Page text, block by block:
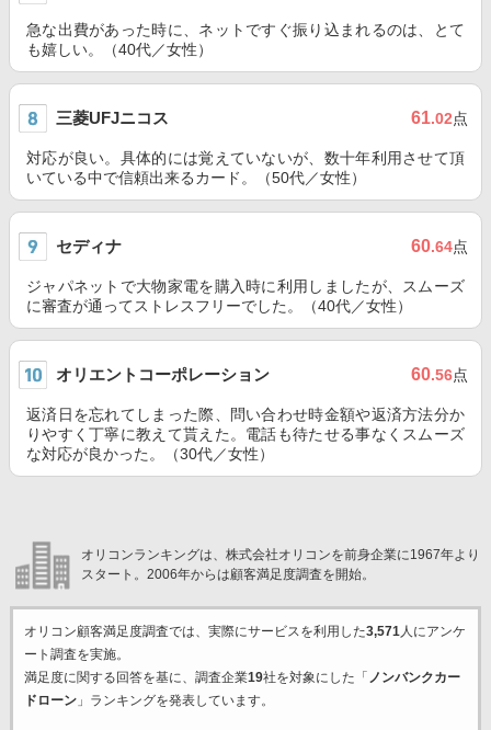
急な出費があった時に、ネットですぐ振り込まれるのは、とて
も嬉しい。（40代／女性）
三菱UFJニコス 61.02点
対応が良い。具体的には覚えていないが、数十年利用させて頂
いている中で信頼出来るカード。（50代／女性）
セディナ 60.64点
ジャパネットで大物家電を購入時に利用しましたが、スムーズ
に審査が通ってストレスフリーでした。（40代／女性）
オリエントコーポレーション 60.56点
返済日を忘れてしまった際、問い合わせ時金額や返済方法分か
りやすく丁寧に教えて貰えた。電話も待たせる事なくスムーズ
な対応が良かった。（30代／女性）
オリコンランキングは、株式会社オリコンを前身企業に1967年より
スタート。2006年からは顧客満足度調査を開始。
オリコン顧客満足度調査では、実際にサービスを利用した3,571人にアンケ
ート調査を実施。
満足度に関する回答を基に、調査企業19社を対象にした「 ノンバンクカー
ドローン」ランキングを発表しています。